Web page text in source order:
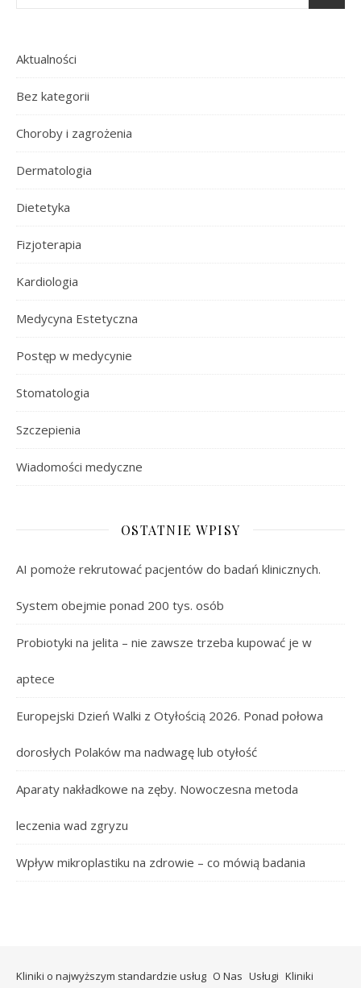
Aktualności
Bez kategorii
Choroby i zagrożenia
Dermatologia
Dietetyka
Fizjoterapia
Kardiologia
Medycyna Estetyczna
Postęp w medycynie
Stomatologia
Szczepienia
Wiadomości medyczne
OSTATNIE WPISY
AI pomoże rekrutować pacjentów do badań klinicznych.
System obejmie ponad 200 tys. osób
Probiotyki na jelita – nie zawsze trzeba kupować je w
aptece
Europejski Dzień Walki z Otyłością 2026. Ponad połowa
dorosłych Polaków ma nadwagę lub otyłość
Aparaty nakładkowe na zęby. Nowoczesna metoda
leczenia wad zgryzu
Wpływ mikroplastiku na zdrowie – co mówią badania
Kliniki o najwyższym standardzie usług O Nas Usługi Kliniki